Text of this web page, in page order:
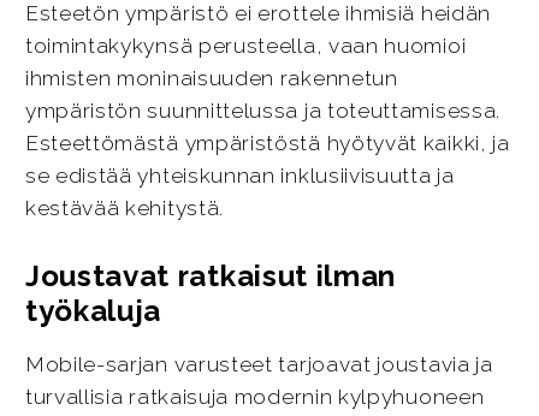
Esteetön ympäristö ei erottele ihmisiä heidän
toimintakykynsä perusteella, vaan huomioi
ihmisten moninaisuuden rakennetun
ympäristön suunnittelussa ja toteuttamisessa.
Esteettömästä ympäristöstä hyötyvät kaikki, ja
se edistää yhteiskunnan inklusiivisuutta ja
kestävää kehitystä.
Joustavat ratkaisut ilman
työkaluja
Mobile-sarjan varusteet tarjoavat joustavia ja
turvallisia ratkaisuja modernin kylpyhuoneen